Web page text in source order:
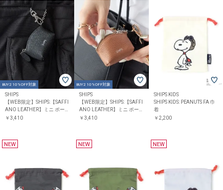
BUY2 10%OFF対象
SHIPS
【WEB限定】SHIPS:【SAFFI
ANO LEATHER】ミニ ポー
チ バッグ チャーム
￥3,410
BUY2 10%OFF対象
SHIPS
【WEB限定】SHIPS:【SAFFI
ANO LEATHER】ミニ ポー
チ バッグ チャーム
￥3,410
SHIPS KIDS
SHIPS KIDS: PEANUTS FA 巾
着
￥2,200
NEW NEW NEW